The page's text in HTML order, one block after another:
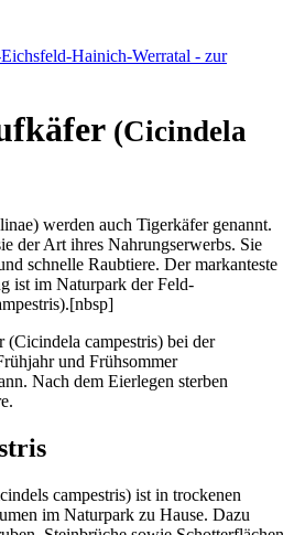
(Cicindela
werden auch Tigerkäfer genannt.
der Art ihres Nahrungserwerbs. Sie
schnelle Raubtiere. Der markanteste
ist im Naturpark der Feld-
[nbsp]
campestris) ist in trockenen
im Naturpark zu Hause. Dazu